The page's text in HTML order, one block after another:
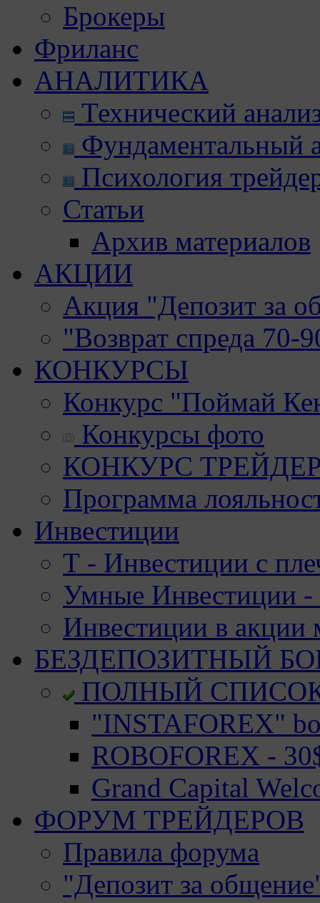
Брокеры
Фриланс
АНАЛИТИКА
Технический
Фундаментальный
Психология
Статьи
Архив материалов
АКЦИИ
Акция "Депозит за
"Возврат спреда 70-
КОНКУРСЫ
Конкурс "Поймай
Конкурсы фото
КОНКУРС
Программа
Инвестиции
Т - Инвестиции с
Умные Инвестиции -
Инвестиции в акции
БЕЗДЕПОЗИТНЫЙ
ПОЛНЫЙ
"INSTAFOREX"
ROBOFOREX -
Grand Capital
ФОРУМ ТРЕЙДЕРОВ
Правила форума
"Депозит за